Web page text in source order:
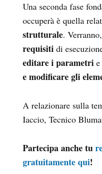
Una seconda fase
occuperà è quella
strutturale.
requisiti di
editare i parametri
e modificare gli
A relazionare sulla
Iaccio, Tecnico
Partecipa anche tu
gratuitamente qui!